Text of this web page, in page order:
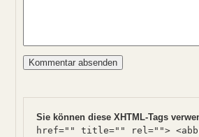
Sie können diese XHTML-Tags
href="" title="" rel="">